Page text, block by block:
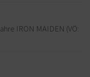
IRON MAIDEN (VÖ: